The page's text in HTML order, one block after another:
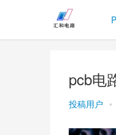
pcb电
投稿用户 •